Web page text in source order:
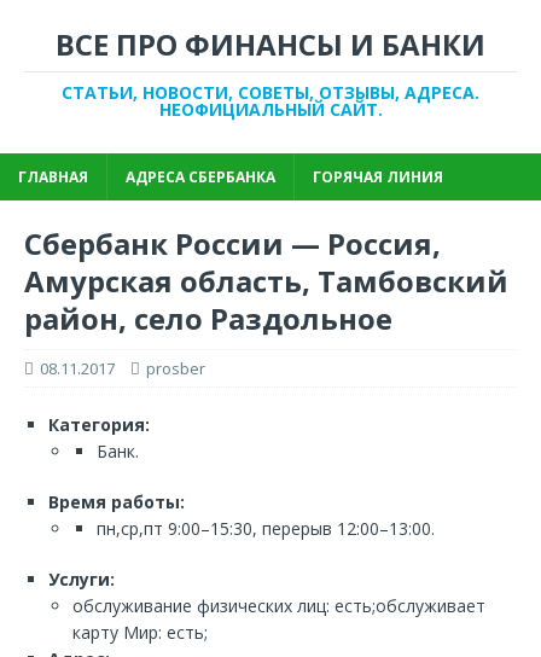
ВСЕ ПРО ФИНАНСЫ И БАНКИ
СТАТЬИ, НОВОСТИ, СОВЕТЫ, ОТЗЫВЫ, АДРЕСА.
НЕОФИЦИАЛЬНЫЙ САЙТ.
ГЛАВНАЯ АДРЕСА СБЕРБАНКА ГОРЯЧАЯ ЛИНИЯ
Сбербанк России — Россия,
Амурская область, Тамбовский
район, село Раздольное
08.11.2017 prosber
Категория:
Банк.
Время работы:
пн,ср,пт 9:00–15:30, перерыв 12:00–13:00.
Услуги:
обслуживание физических лиц: есть;обслуживает
карту Мир: есть;